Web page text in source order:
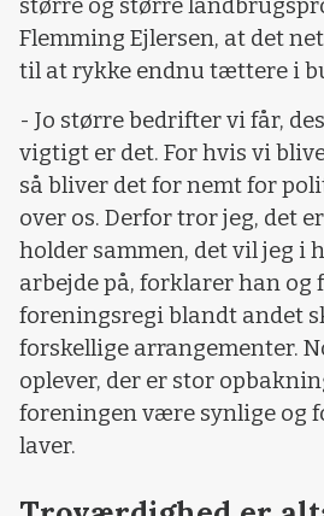
større og større
Flemming Ejlersen, at det
til at rykke endnu tættere i
- Jo større bedrifter vi får,
vigtigt er det. For hvis vi
så bliver det for nemt for
over os. Derfor tror jeg, det
holder sammen, det vil jeg i
arbejde på, forklarer han
foreningsregi blandt andet
forskellige arrangementer.
oplever, der er stor
foreningen være synlige og
laver.